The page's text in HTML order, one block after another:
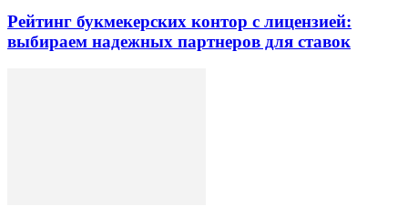
Рейтинг букмекерских контор с лицензией:
выбираем надежных партнеров для ставок